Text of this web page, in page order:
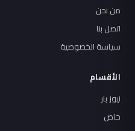
من نحن
اتصل بنا
سياسة الخصوصية
الأقسام
نيوز بار
خاص